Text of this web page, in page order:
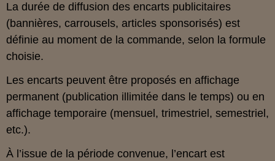
La durée de diffusion des encarts publicitaires
(bannières, carrousels, articles sponsorisés) est
définie au moment de la commande, selon la formule
choisie.
Les encarts peuvent être proposés en affichage
permanent (publication illimitée dans le temps) ou en
affichage temporaire (mensuel, trimestriel, semestriel,
etc.).
À l’issue de la période convenue, l’encart est